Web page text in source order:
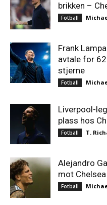
brikken –
Fotball
Frank
avtale for
stjerne
Fotball
Liverpool-
plass hos
Fotball T.
Alejandro
mot
Fotball